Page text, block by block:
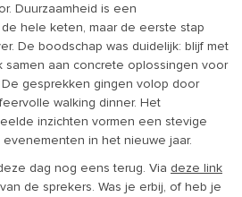
Duurzaamheid is een
hele keten, maar de eerste stap
De boodschap was duidelijk: blijf met
samen aan concrete oplossingen voor
gesprekken gingen volop door
walking dinner. Het
inzichten vormen een stevige
in het nieuwe jaar.
dag nog eens terug. Via deze link
de sprekers. Was je erbij, of heb je